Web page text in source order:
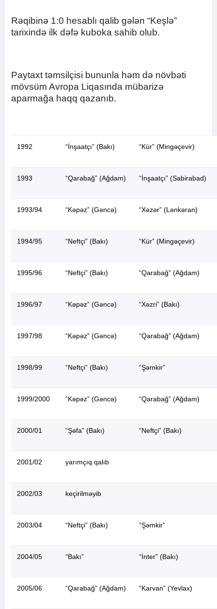
Rəqibinə 1:0 hesablı qalib gələn “Keşlə”
tarixində ilk dəfə kuboka sahib olub.
Paytaxt təmsilçisi bununla həm də növbəti
mövsüm Avropa Liqasında mübarizə
aparmağa haqq qazanıb.
1992 “İnşaatçı” (Bakı) “Kür” (Mingəçevir)
1993 “Qarabağ” (Ağdam) “İnşaatçı” (Sabirabad)
1993/94 “Kəpəz” (Gəncə) “Xəzər” (Lənkəran)
1994/95 “Neftçi” (Bakı) “Kür” (Mingəçevir)
1995/96 “Neftçi” (Bakı) “Qarabağ” (Ağdam)
1996/97 “Kəpəz” (Gəncə) “Xəzri” (Bakı)
1997/98 “Kəpəz” (Gəncə) “Qarabağ” (Ağdam)
1998/99 “Neftçi” (Bakı) “Şəmkir”
1999/2000 “Kəpəz” (Gəncə) “Qarabağ” (Ağdam)
2000/01 “Şəfa” (Bakı) “Neftçi” (Bakı)
2001/02 yarımçıq qalıb
2002/03 keçirilməyib
2003/04 “Neftçi” (Bakı) “Şəmkir”
2004/05 “Bakı” “İnter” (Bakı)
2005/06 “Qarabağ” (Ağdam) “Karvan” (Yevlax)